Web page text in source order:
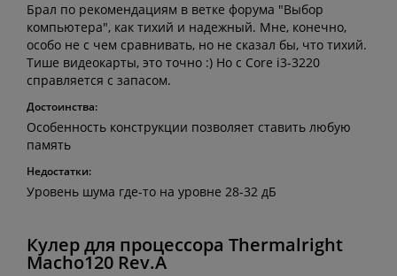
Брал по рекомендациям в ветке форума "Выбор
компьютера", как тихий и надежный. Мне, конечно,
особо не с чем сравнивать, но не сказал бы, что тихий.
Тише видеокарты, это точно :) Но с Core i3-3220
справляется с запасом.
Достоинства:
Особенность конструкции позволяет ставить любую
память
Недостатки:
Уровень шума где-то на уровне 28-32 дБ
Кулер для процессора Thermalright
Macho120 Rev.A